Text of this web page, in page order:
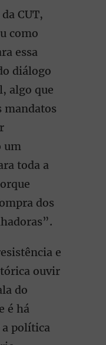
CUT,
como
essa
diálogo
algo que
mandatos
um
toda a
dos
e
ouvir
do
é há
a política